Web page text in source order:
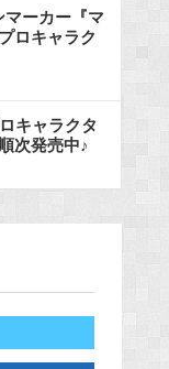
マーカー『マ
ロキャラク
キャラクタ
次発売中♪